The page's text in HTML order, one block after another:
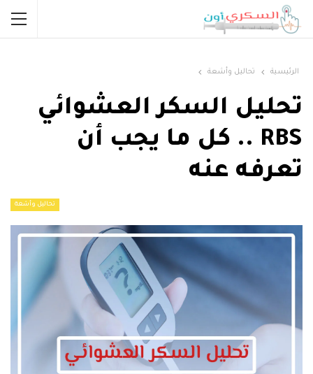
الرئيسية تحاليل وأشعة
تحليل السكر العشوائي
RBS .. كل ما يجب أن
تعرفه عنه
تحاليل وأشعة